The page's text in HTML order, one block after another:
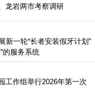
龙岩两市考察调研
新一轮“长者安装假牙计划”
的服务系统
工作组举行2026年第一次